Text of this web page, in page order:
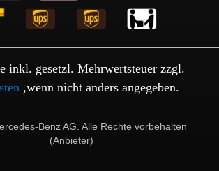
inkl. gesetzl. Mehrwertsteuer zzgl.
,wenn nicht anders angegeben.
Benz AG. Alle Rechte vorbehalten
(Anbieter)